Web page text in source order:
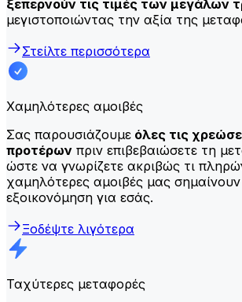
ξεπερνούν τις τιμές των μεγάλων
μεγιστοποιώντας την αξία της
Στείλτε περισσότερα
Χαμηλότερες αμοιβές
Σας παρουσιάζουμε όλες τις
προτέρων πριν επιβεβαιώσετε τη
ώστε να γνωρίζετε ακριβώς τι
χαμηλότερες αμοιβές μας
εξοικονόμηση για εσάς.
Ξοδέψτε λιγότερα
Ταχύτερες μεταφορές